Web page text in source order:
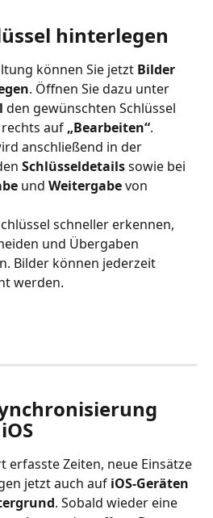
hinterlegen
können Sie jetzt Bilder
. Öffnen Sie dazu unter
den gewünschten Schlüssel
auf „Bearbeiten“.
anschließend in der
Schlüsseldetails sowie bei
und Weitergabe von
schneller erkennen,
und Übergaben
Bilder können jederzeit
werden.
erfasste Zeiten, neue Einsätze
jetzt auch auf iOS-Geräten
. Sobald wieder eine